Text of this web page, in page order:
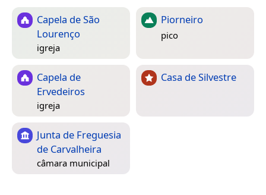
Capela de São
Lourenço
igreja
Piorneiro
pico
Capela de
Ervedeiros
igreja
Casa de Silvestre
Junta de Freguesia
de Carvalheira
câmara municipal